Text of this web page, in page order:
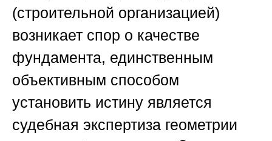
(строительной организацией)
возникает спор о качестве
фундамента, единственным
объективным способом
установить истину является
судебная экспертиза геометрии